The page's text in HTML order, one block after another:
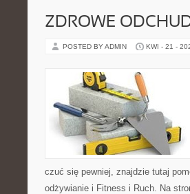
ZDROWE
POSTED BY ADMIN KWI - 21 -
czuć się pewniej, znajdzie tutaj
odżywianie i Fitness i Ruch. Na